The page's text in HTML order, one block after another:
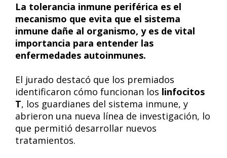
La tolerancia inmune periférica es el
mecanismo que evita que el sistema
inmune dañe al organismo, y es de vital
importancia para entender las
enfermedades autoinmunes.
El jurado destacó que los premiados
identificaron cómo funcionan los linfocitos
T, los guardianes del sistema inmune, y
abrieron una nueva línea de investigación, lo
que permitió desarrollar nuevos
tratamientos.